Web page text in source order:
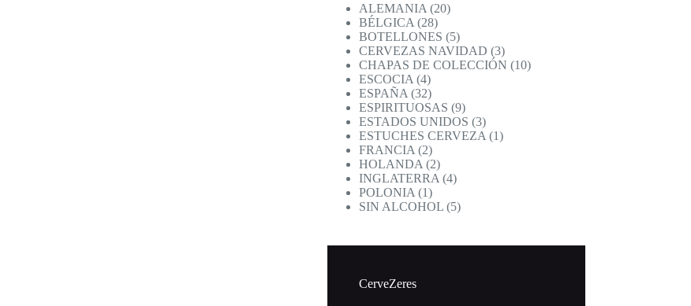
ALEMANIA 2020
BÉLGICA 2828
productos
BOTELLONES 55
productos
CERVEZAS NAVIDAD 33
productos
CHAPAS DE COLECCIÓN 1010
ESCOCIA 44
productos
ESPAÑA 3232
productos
ESPIRITUOSAS 99
productos
ESTADOS UNIDOS 33
productos
ESTUCHES CERVEZA 11
FRANCIA 22
productos
HOLANDA 22
productos
INGLATERRA 44
POLONIA 11
producto
SIN ALCOHOL 55
CerveZeres